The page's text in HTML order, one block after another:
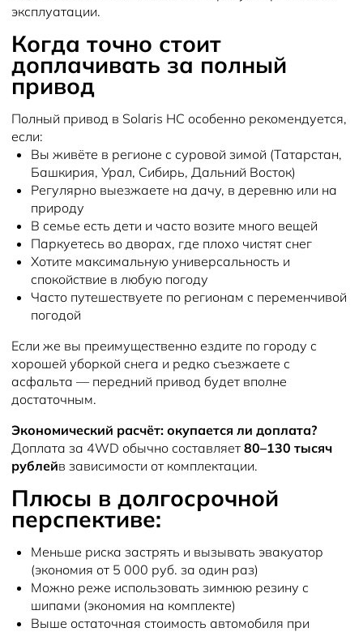
эксплуатации.
Когда точно стоит
доплачивать за полный
привод
Полный привод в Solaris HC особенно рекомендуется,
если:
Вы живёте в регионе с суровой зимой (Татарстан,
Башкирия, Урал, Сибирь, Дальний Восток)
Регулярно выезжаете на дачу, в деревню или на
природу
В семье есть дети и часто возите много вещей
Паркуетесь во дворах, где плохо чистят снег
Хотите максимальную универсальность и
спокойствие в любую погоду
Часто путешествуете по регионам с переменчивой
погодой
Если же вы преимущественно ездите по городу с
хорошей уборкой снега и редко съезжаете с
асфальта — передний привод будет вполне
достаточным.
Экономический расчёт: окупается ли доплата?
Доплата за 4WD обычно составляет 80–130 тысяч
рублейв зависимости от комплектации.
Плюсы в долгосрочной
перспективе:
Меньше риска застрять и вызывать эвакуатор
(экономия от 5 000 руб. за один раз)
Можно реже использовать зимнюю резину с
шипами (экономия на комплекте)
Выше остаточная стоимость автомобиля при